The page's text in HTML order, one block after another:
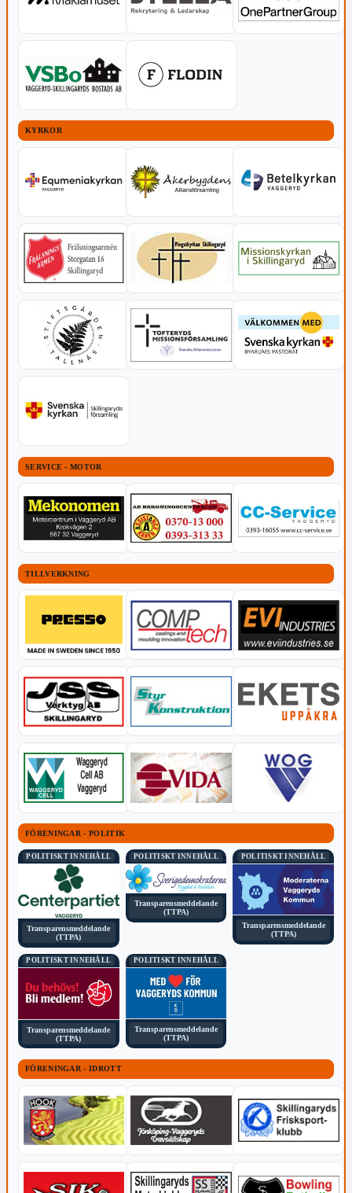
KYRKOR
SERVICE - MOTOR
TILLVERKNING
FÖRENINGAR - POLITIK
POLITISKT INNEHÅLL
Transparensmeddelande
(TTPA)
POLITISKT INNEHÅLL
Transparensmeddelande
(TTPA)
POLITISKT INNEHÅLL
Transparensmeddelande
(TTPA)
POLITISKT INNEHÅLL
Transparensmeddelande
(TTPA)
POLITISKT INNEHÅLL
Transparensmeddelande
(TTPA)
FÖRENINGAR - IDROTT